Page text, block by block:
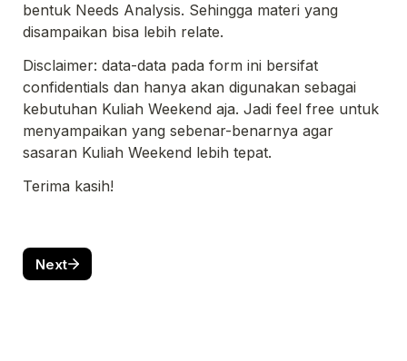
bentuk Needs Analysis. Sehingga materi yang
disampaikan bisa lebih relate.
Disclaimer: data-data pada form ini bersifat
confidentials dan hanya akan digunakan sebagai
kebutuhan Kuliah Weekend aja. Jadi feel free untuk
menyampaikan yang sebenar-benarnya agar
sasaran Kuliah Weekend lebih tepat.
Terima kasih!
Next